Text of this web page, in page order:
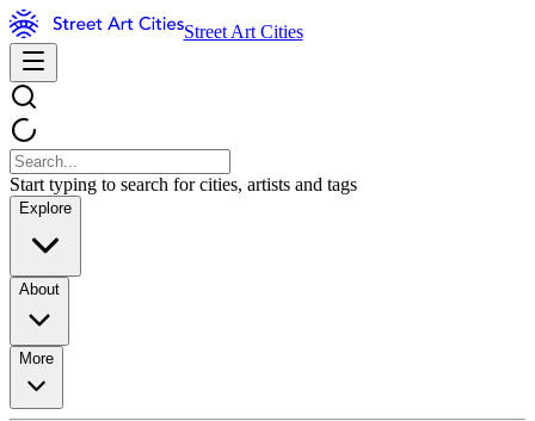
Street Art Cities
Start typing to search for cities, artists and tags
Explore
About
More